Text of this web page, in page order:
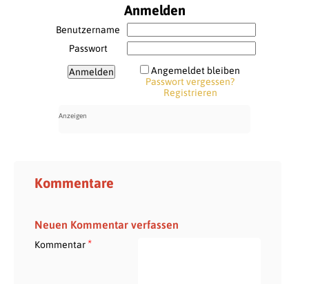
Anmelden
Benutzername
Passwort
Angemeldet bleiben
Passwort vergessen?
Registrieren
Kommentare
Neuen Kommentar verfassen
Kommentar*